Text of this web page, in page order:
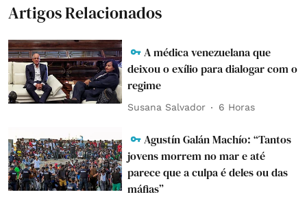
Artigos Relacionados
A médica venezuelana que
deixou o exílio para dialogar com o
regime
Susana Salvador 6 Horas
Agustín Galán Machío: “Tantos
jovens morrem no mar e até
parece que a culpa é deles ou das
máfias”